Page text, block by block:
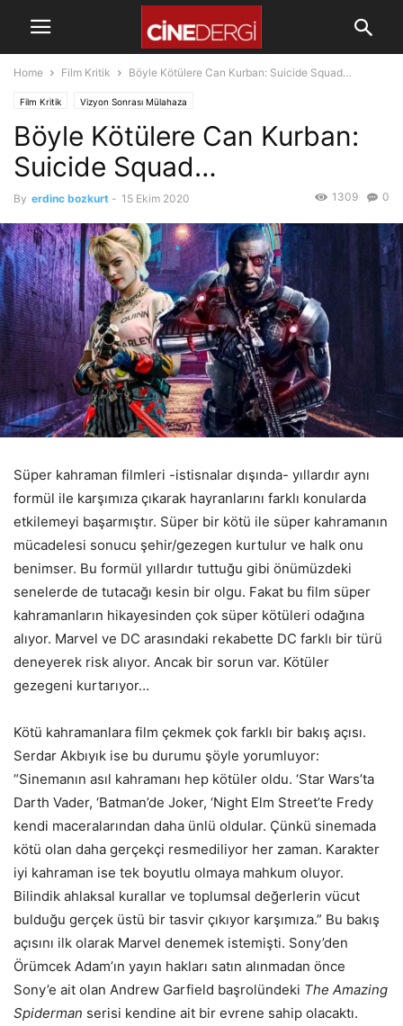
Home Film Kritik Böyle Kötülere Can Kurban: Suicide Squad…
Film Kritik Vizyon Sonrası Mülahaza
Böyle Kötülere Can Kurban:
Suicide Squad…
By erdinc bozkurt - 15 Ekim 2020 0
1309
Süper kahraman filmleri -istisnalar dışında- yıllardır aynı
formül ile karşımıza çıkarak hayranlarını farklı konularda
etkilemeyi başarmıştır. Süper bir kötü ile süper kahramanın
mücadelesi sonucu şehir/gezegen kurtulur ve halk onu
benimser. Bu formül yıllardır tuttuğu gibi önümüzdeki
senelerde de tutacağı kesin bir olgu. Fakat bu film süper
kahramanların hikayesinden çok süper kötüleri odağına
alıyor. Marvel ve DC arasındaki rekabette DC farklı bir türü
deneyerek risk alıyor. Ancak bir sorun var. Kötüler
gezegeni kurtarıyor…
Kötü kahramanlara film çekmek çok farklı bir bakış açısı.
Serdar Akbıyık ise bu durumu şöyle yorumluyor:
“Sinemanın asıl kahramanı hep kötüler oldu. ‘Star Wars’ta
Darth Vader, ‘Batman’de Joker, ‘Night Elm Street’te Fredy
kendi maceralarından daha ünlü oldular. Çünkü sinemada
kötü olan daha gerçekçi resmediliyor her zaman. Karakter
iyi kahraman ise tek boyutlu olmaya mahkum oluyor.
Bilindik ahlaksal kurallar ve toplumsal değerlerin vücut
bulduğu gerçek üstü bir tasvir çıkıyor karşımıza.” Bu bakış
açısını ilk olarak Marvel denemek istemişti. Sony’den
Örümcek Adam’ın yayın hakları satın alınmadan önce
Sony’e ait olan Andrew Garfield başrolündeki The Amazing
Spiderman serisi kendine ait bir evrene sahip olacaktı.